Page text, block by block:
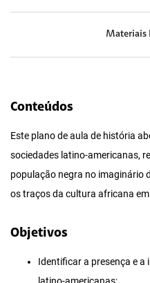
Materiais
Conteúdos
Este plano de aula de história
sociedades latino-americanas,
população negra no imaginário
os traços da cultura africana
Objetivos
Identificar a presença e